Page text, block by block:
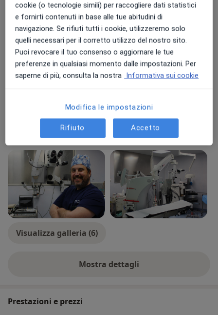
AltroSu di me
Aree di competenza principali:
Chirurgia plastica, ricostruttiva & estetica
Principali patologie trattate
Ipertrofia Mammaria Ipomastia
Blefarocalasi
Tipologia di visite
In studioVisualizza gli indirizzi (1)
Visualizza galleria (6)
Mostra dettagli
sull'esperienza
Prestazioni e prezzi
cookie (o tecnologie simili) per raccogliere dati statistici
e fornirti contenuti in base alle tue abitudini di
navigazione. Se rifiuti tutti i cookie, utilizzeremo solo
quelli necessari per il corretto utilizzo del nostro sito.
Puoi revocare il tuo consenso o aggiornare le tue
preferenze in qualsiasi momento dalle impostazioni. Per
saperne di più, consulta la nostra Informativa sui cookie
Modifica le impostazioni
Rifiuto Accetto